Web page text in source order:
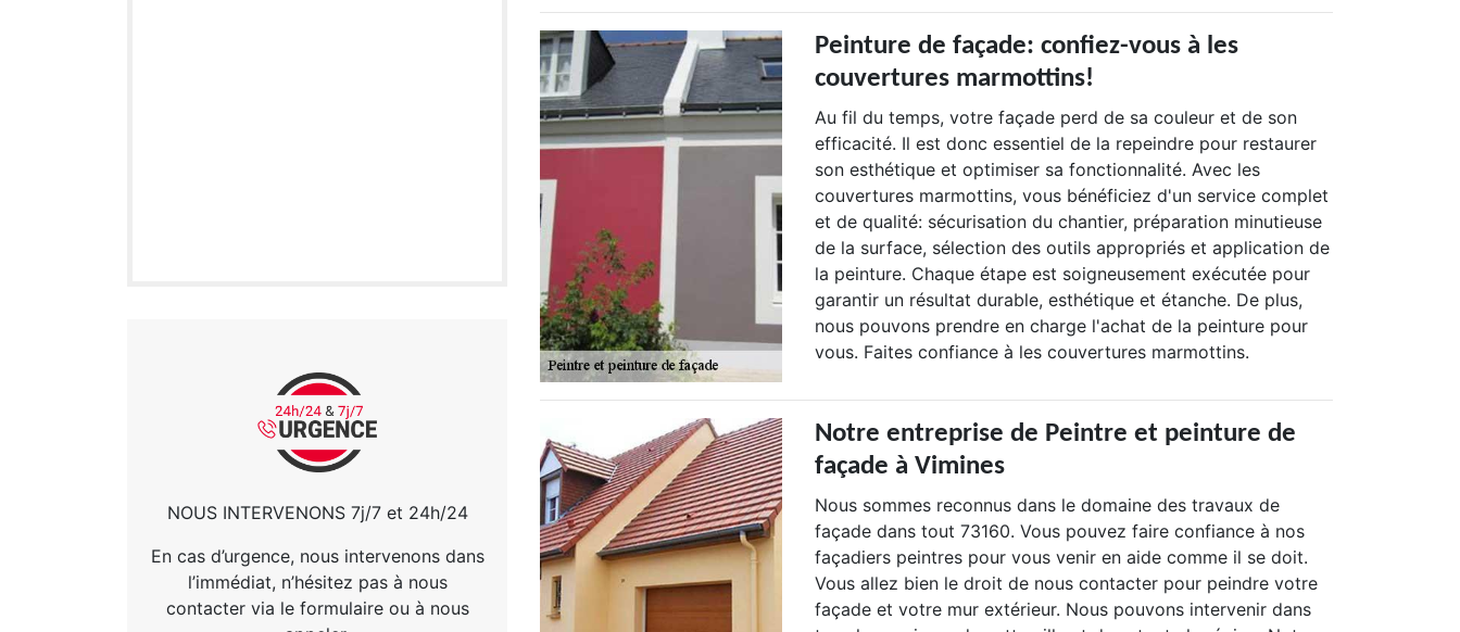
NOUS INTERVENONS 7j/7 et 24h/24
En cas d’urgence, nous intervenons dans
l’immédiat, n’hésitez pas à nous
contacter via le formulaire ou à nous
Peinture de façade: confiez-vous à les
couvertures marmottins!
Au fil du temps, votre façade perd de sa couleur et de son
efficacité. Il est donc essentiel de la repeindre pour restaurer
son esthétique et optimiser sa fonctionnalité. Avec les
couvertures marmottins, vous bénéficiez d'un service complet
et de qualité: sécurisation du chantier, préparation minutieuse
de la surface, sélection des outils appropriés et application de
la peinture. Chaque étape est soigneusement exécutée pour
garantir un résultat durable, esthétique et étanche. De plus,
nous pouvons prendre en charge l'achat de la peinture pour
vous. Faites confiance à les couvertures marmottins.
Notre entreprise de Peintre et peinture de
façade à Vimines
Nous sommes reconnus dans le domaine des travaux de
façade dans tout 73160. Vous pouvez faire confiance à nos
façadiers peintres pour vous venir en aide comme il se doit.
Vous allez bien le droit de nous contacter pour peindre votre
façade et votre mur extérieur. Nous pouvons intervenir dans